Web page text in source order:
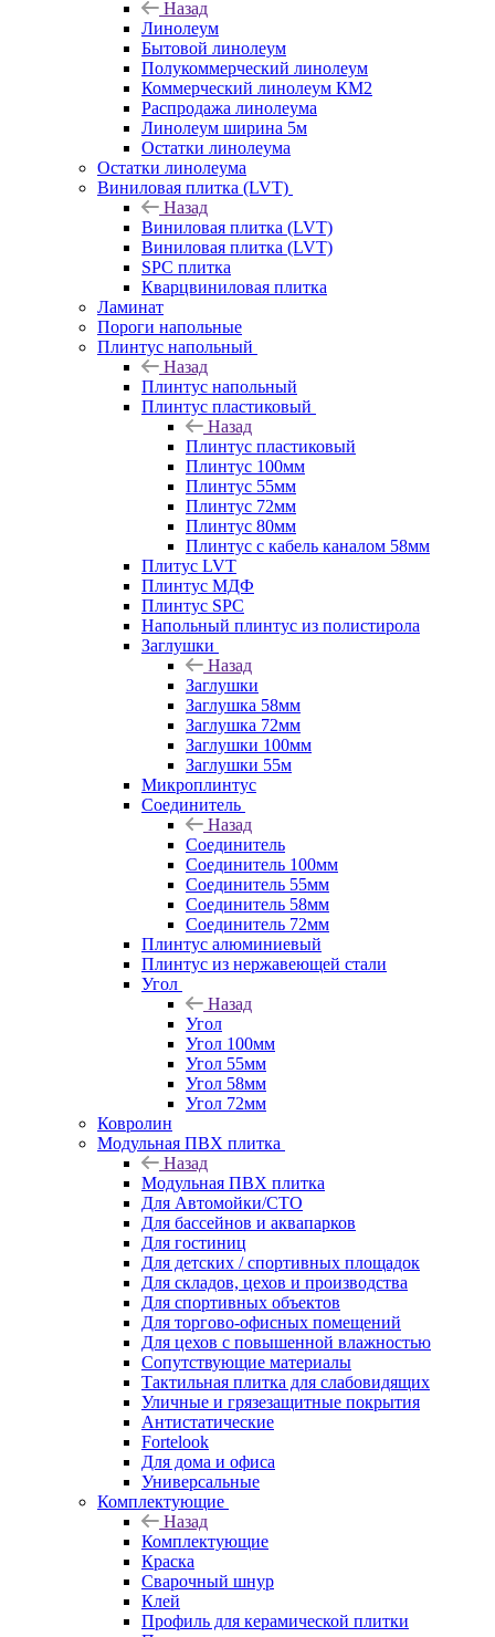
Назад
Линолеум
Бытовой линолеум
Полукоммерческий линолеум
Коммерческий линолеум КМ2
Распродажа линолеума
Линолеум ширина 5м
Остатки линолеума
Остатки линолеума
Виниловая плитка (LVT)
Назад
Виниловая плитка (LVT)
Виниловая плитка (LVT)
SPC плитка
Кварцвиниловая плитка
Ламинат
Пороги напольные
Плинтус напольный
Назад
Плинтус напольный
Плинтус пластиковый
Назад
Плинтус пластиковый
Плинтус 100мм
Плинтус 55мм
Плинтус 72мм
Плинтус 80мм
Плинтус с кабель каналом 58мм
Плитус LVT
Плинтус МДФ
Плинтус SPC
Напольный плинтус из полистирола
Заглушки
Назад
Заглушки
Заглушка 58мм
Заглушка 72мм
Заглушки 100мм
Заглушки 55м
Микроплинтус
Соединитель
Назад
Соединитель
Соединитель 100мм
Соединитель 55мм
Соединитель 58мм
Соединитель 72мм
Плинтус алюминиевый
Плинтус из нержавеющей стали
Угол
Назад
Угол
Угол 100мм
Угол 55мм
Угол 58мм
Угол 72мм
Ковролин
Модульная ПВХ плитка
Назад
Модульная ПВХ плитка
Для Автомойки/СТО
Для бассейнов и аквапарков
Для гостиниц
Для детских / спортивных площадок
Для складов, цехов и производства
Для спортивных объектов
Для торгово-офисных помещений
Для цехов с повышенной влажностью
Сопутствующие материалы
Тактильная плитка для слабовидящих
Уличные и грязезащитные покрытия
Антистатические
Fortelook
Для дома и офиса
Универсальные
Комплектующие
Назад
Комплектующие
Краска
Сварочный шнур
Клей
Профиль для керамической плитки